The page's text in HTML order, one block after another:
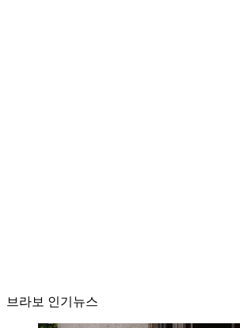
브라보 인기뉴스